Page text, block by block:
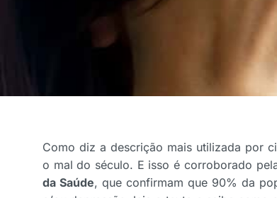
Como diz a descrição mais utilizada por
o mal do século. E isso é corroborado
da Saúde, que confirmam que 90% da